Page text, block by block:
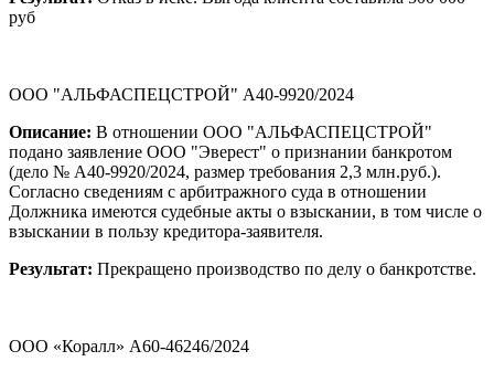
руб
ООО "АЛЬФАСПЕЦСТРОЙ" А40-9920/2024
Описание: В отношении ООО "АЛЬФАСПЕЦСТРОЙ"
подано заявление ООО "Эверест" о признании банкротом
(дело № А40-9920/2024, размер требования 2,3 млн.руб.).
Согласно сведениям с арбитражного суда в отношении
Должника имеются судебные акты о взыскании, в том числе о
взыскании в пользу кредитора-заявителя.
Результат: Прекращено производство по делу о банкротстве.
ООО «Коралл» А60-46246/2024